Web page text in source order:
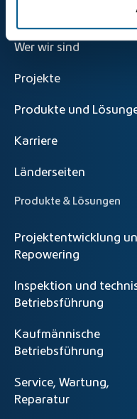
Wer wir sind
Projekte
Produkte und
Karriere
Länderseiten
Produkte & Lösungen
Projektentwicklung
Repowering
Inspektion und
Betriebsführung
Kaufmännische
Betriebsführung
Service, Wartung,
Reparatur